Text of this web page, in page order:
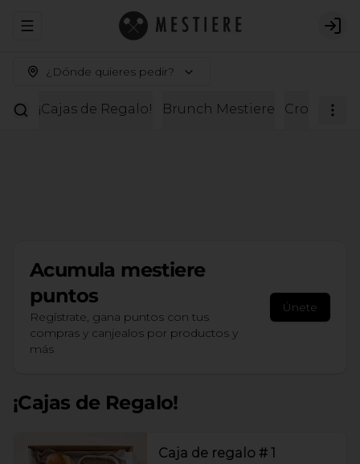
Abrir menu de navegación
¿Dónde quieres pedir?
¡Cajas de Regalo! Brunch Mestiere
Acumula mestiere
puntos
Regístrate, gana puntos con tus
compras y canjealos por productos y
más
Únete
¡Cajas de Regalo!
Caja de regalo # 1